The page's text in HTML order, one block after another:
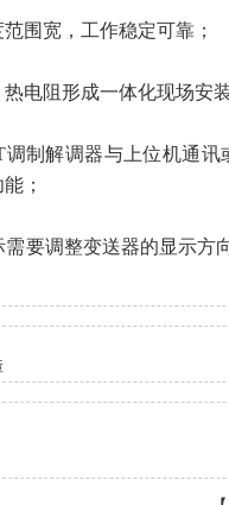
宽，工作稳定可靠；
阻形成一体化现场安
解调器与上位机通讯
；
调整变送器的显示方